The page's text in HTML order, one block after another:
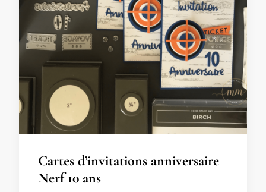
Cartes d’invitations anniversaire
Nerf 10 ans